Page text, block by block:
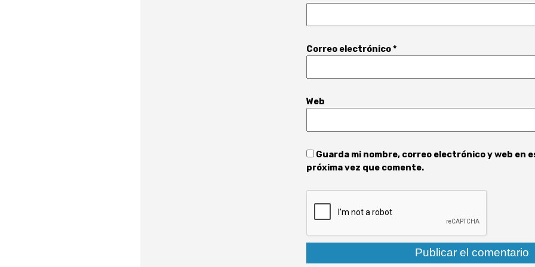
Correo electrónico*
Web
Guarda mi nombre, correo electrónico y web en
próxima vez que comente.